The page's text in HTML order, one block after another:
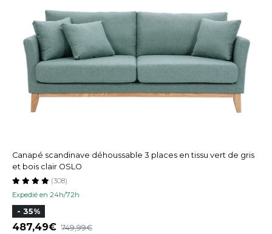
Canapé scandinave déhoussable 3 places en tissu vert de gris
et bois clair OSLO
Expedié en 24h/72h
(308)
- 35%
487,49 749,99